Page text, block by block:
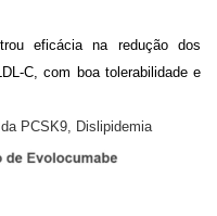
eficácia na redução dos
C, com boa tolerabilidade e
PCSK9, Dislipidemia